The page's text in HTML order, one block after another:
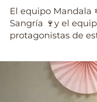
El equipo Mandala
Sangría 🍷y el
protagonistas de